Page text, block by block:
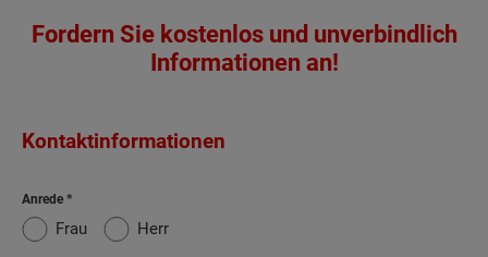
Fordern Sie kostenlos und unverbindlich
Informationen an!
Kontaktinformationen
Anrede
Frau Herr